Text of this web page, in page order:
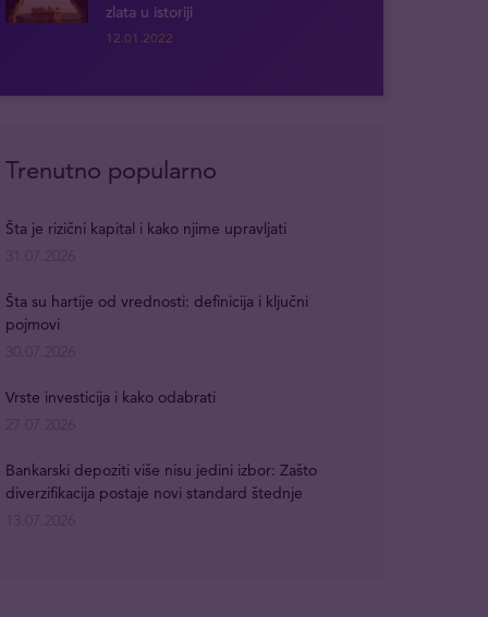
zlata u istoriji
12.01.2022
Trenutno popularno
Šta je rizični kapital i kako njime upravljati
Šta su hartije od vrednosti: definicija i ključni
pojmovi
Vrste investicija i kako odabrati
Bankarski depoziti više nisu jedini izbor: Zašto
diverzifikacija postaje novi standard štednje